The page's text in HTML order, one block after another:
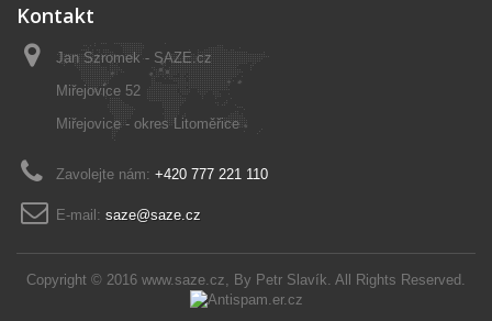
Copyright © 2016 www.saze.cz, By Petr Slavík. All Rights Reserved.
Kontakt
Jan Szromek - SAZE.cz
Miřejovice 52
Miřejovice - okres Litoměřice
Zavolejte nám: +420 777 221 110
E-mail: saze@saze.cz